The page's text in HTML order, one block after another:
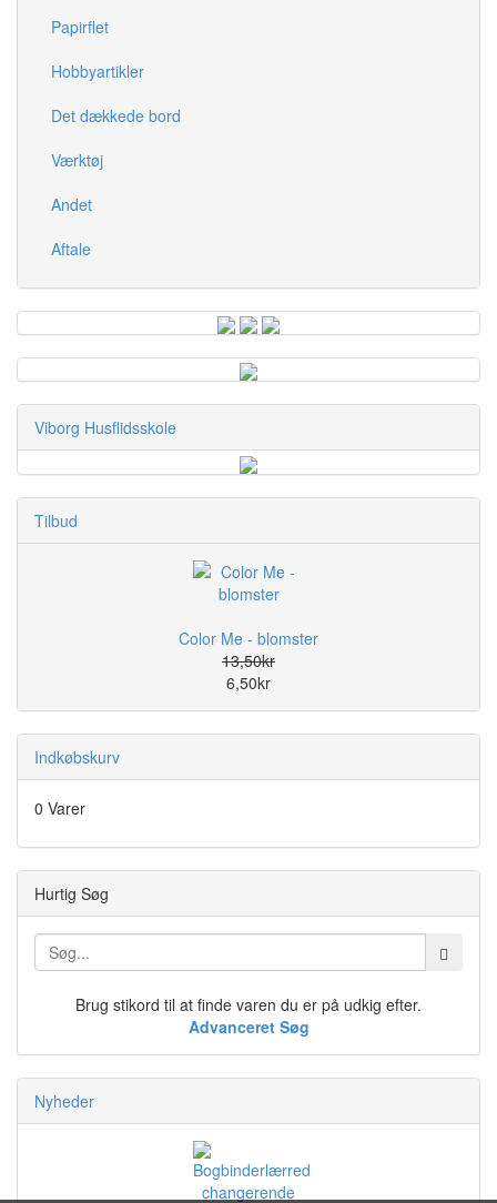
Papirflet
Hobbyartikler
Det dækkede bord
Værktøj
Andet
Aftale
Viborg Husflidsskole
Tilbud
Color Me - blomster
13,50kr
6,50kr
Indkøbskurv
0 Varer
Hurtig Søg
Brug stikord til at finde varen du er på udkig efter.
Advanceret Søg
Nyheder